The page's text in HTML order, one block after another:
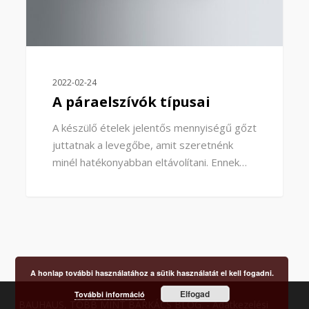
2022-02-24
A páraelszívók típusai
A készülő ételek jelentős mennyiségű gőzt
juttatnak a levegőbe, amit szeretnénk
minél hatékonyabban eltávolítani. Ennek…
BAUHAUS, TÖBB MINT BARKÁCS BLOG. -Adatkezelési
A honlap további használatához a sütik használatát el kell fogadni.
További információ Elfogad